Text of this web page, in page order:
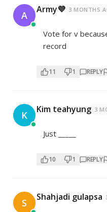
A Army💜 3 MONTHS
Vote for v
record
11 1 REPLY
K Kim teahyung 3
Just _____
10 1 REPLY
S Shahjadi gulapsa